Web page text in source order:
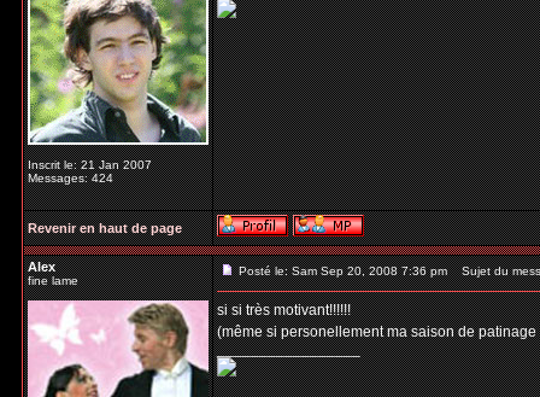
Inscrit le: 21 Jan 2007
Messages: 424
Revenir en haut de page
Alex
fine lame
Posté le: Sam Sep 20, 2008 7:36 pm Sujet du
si si très motivant!!!!!!
(même si personellement ma saison de
_________________